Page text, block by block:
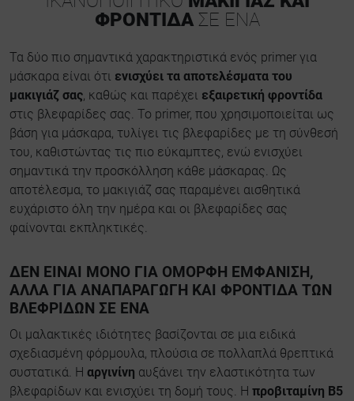
ΦΡΟΝΤΙΔΑΣΕ ΕΝΑ
Τα δύο πιο σημαντικά χαρακτηριστικά ενός primer για
μάσκαρα είναι ότι ενισχύει τα αποτελέσματα του
μακιγιάζ σας, καθώς και παρέχει εξαιρετική φροντίδα
στις βλεφαρίδες σας. Το primer, που χρησιμοποιείται ως
βάση για μάσκαρα, τυλίγει τις βλεφαρίδες με τη σύνθεσή
του, καθιστώντας τις πιο εύκαμπτες, ενώ ενισχύει
σημαντικά την προσκόλληση κάθε μάσκαρας. Ως
αποτέλεσμα, το μακιγιάζ σας παραμένει αισθητικά
ευχάριστο όλη την ημέρα και οι βλεφαρίδες σας
φαίνονται εκπληκτικές.
ΔΕΝ ΕΙΝΑΙ ΜΟΝΟ ΓΙΑ ΟΜΟΡΦΗ ΕΜΦΑΝΙΣΗ,
ΑΛΛΑ ΓΙΑ ΑΝΑΠΑΡΑΓΩΓΗ ΚΑΙ ΦΡΟΝΤΙΔΑ ΤΩΝ
ΒΛΕΦΡΙΔΩΝ ΣΕ ΕΝΑ
Οι μαλακτικές ιδιότητες βασίζονται σε μια ειδικά
σχεδιασμένη φόρμουλα, πλούσια σε πολλαπλά θρεπτικά
συστατικά. Η αργινίνη αυξάνει την ελαστικότητα των
βλεφαρίδων και ενισχύει τη δομή τους. Η προβιταμίνη Β5